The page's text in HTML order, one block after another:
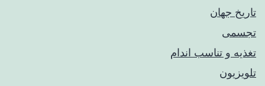
تاریخ جهان
تجسمی
تغذیه و تناسب اندام
تلویزیون